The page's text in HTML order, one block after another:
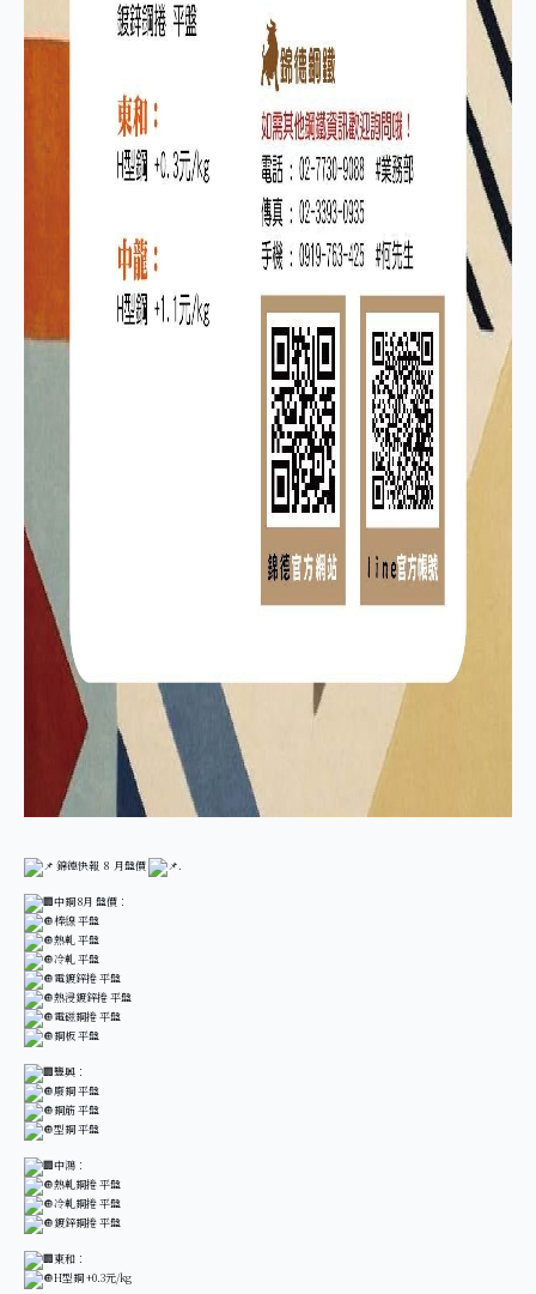
錦德快報 8 月盤價 .
中鋼 8月 盤價：
棒線 平盤
熱軋 平盤
冷軋 平盤
電鍍鋅捲 平盤
熱浸鍍鋅捲 平盤
電磁鋼捲 平盤
鋼板 平盤
豐興：
廢鋼 平盤
鋼筋 平盤
型鋼 平盤
中鴻：
熱軋鋼捲 平盤
冷軋鋼捲 平盤
鍍鋅鋼捲 平盤
東和：
H型鋼 +0.3元/kg